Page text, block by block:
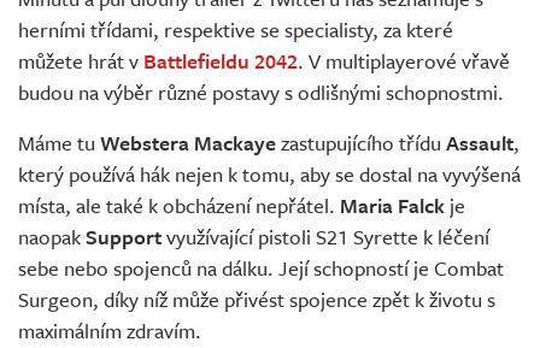
Živě
herními třídami, respektive se specialisty, za které
můžete hrát v Battlefieldu 2042. V multiplayerové vřavě
budou na výběr různé postavy s odlišnými schopnostmi.
Máme tu Webstera Mackayezastupujícího třídu Assault,
který používá hák nejen k tomu, aby se dostal na vyvýšená
místa, ale také k obcházení nepřátel. Maria Falck je
naopakSupportvyužívající pistoli S21 Syrette k léčení
sebe nebo spojenců na dálku. Její schopností je Combat
Surgeon, díky níž může přivést spojence zpět k životu s
maximálním zdravím.